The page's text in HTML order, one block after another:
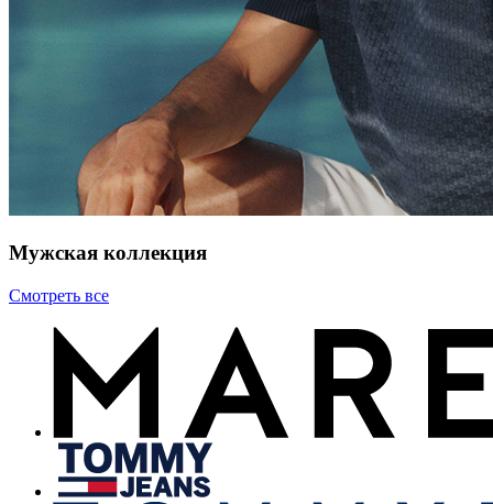
Мужская коллекция
Смотреть все